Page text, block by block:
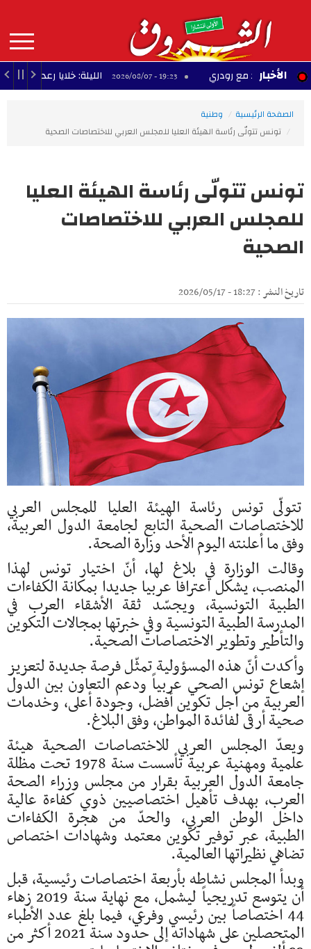
contenu
principal
MAIN
NAVIGATION الأخبار
مع رودري 19:23 - 2026/08/07 الليلة: خلايا رعدية محلية
الصفحة الرئيسية
وطنية
تونس تتولّى رئاسة الهيئة العليا للمجلس العربي للاختصاصات الصحية
تونس تتولّى رئاسة الهيئة العليا
للمجلس العربي للاختصاصات
الصحية
تاريخ النشر : 18:27 - 2026/05/17
تتولّى تونس رئاسة الهيئة العليا للمجلس العربي
للاختصاصات الصحية التابع لجامعة الدول العربية،
وفق ما أعلنته اليوم الأحد وزارة الصحة.
وقالت الوزارة في بلاغ لها، أنّ اختيار تونس لهذا
المنصب، يشكل اعترافا عربيا جديدا بمكانة الكفاءات
الطبية التونسية، ويجسّد ثقة الأشقاء العرب في
المدرسة الطبية التونسية وفي خبرتها بمجالات التكوين
والتأطير وتطوير الاختصاصات الصحية.
وأكدت أنّ هذه المسؤولية تمثّل فرصة جديدة لتعزيز
إشعاع تونس الصحي عربياً ودعم التعاون بين الدول
العربية من أجل تكوين أفضل، وجودة أعلى، وخدمات
صحية أرقى لفائدة المواطن، وفق البلاغ.
ويعدّ المجلس العربي للاختصاصات الصحية هيئة
علمية ومهنية عربية تأسست سنة 1978 تحت مظلة
جامعة الدول العربية بقرار من مجلس وزراء الصحة
العرب، بهدف تأهيل اختصاصيين ذوي كفاءة عالية
داخل الوطن العربي، والحدّ من هجرة الكفاءات
الطبية، عبر توفير تكوين معتمد وشهادات اختصاص
تضاهي نظيراتها العالمية.
وبدأ المجلس نشاطه بأربعة اختصاصات رئيسية، قبل
أن يتوسع تدريجياً ليشمل، مع نهاية سنة 2019 زهاء
44 اختصاصاً بين رئيسي وفرعي، فيما بلغ عدد الأطباء
المتحصلين على شهاداته إلى حدود سنة 2021 أكثر من